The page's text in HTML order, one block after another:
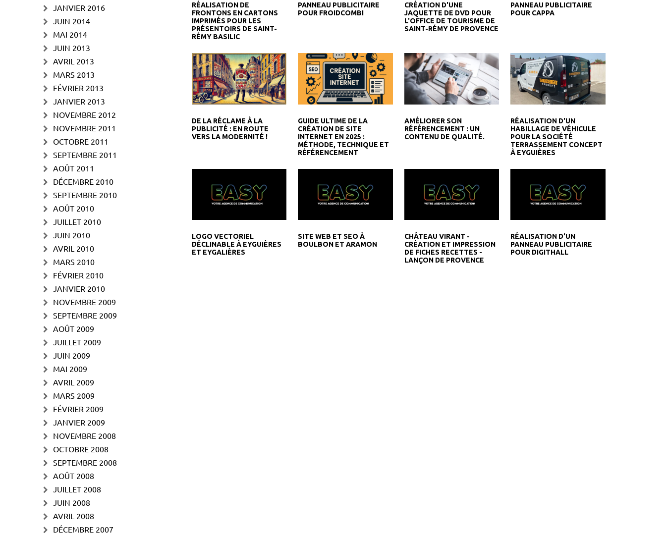
RÉALISATION DE
FRONTONS EN CARTONS
IMPRIMÉS POUR LES
PRÉSENTOIRS DE SAINT-
RÉMY BASILIC
PANNEAU PUBLICITAIRE
POUR FROIDCOMBI
CRÉATION D'UNE
JAQUETTE DE DVD POUR
L'OFFICE DE TOURISME DE
SAINT-RÉMY DE PROVENCE
PANNEAU PUBLICITAIRE
POUR CAPPA
DE LA RÉCLAME À LA
PUBLICITÉ : EN ROUTE
VERS LA MODERNITÉ !
GUIDE ULTIME DE LA
CRÉATION DE SITE
INTERNET EN 2025 :
MÉTHODE, TECHNIQUE ET
RÉFÉRENCEMENT
AMÉLIORER SON
RÉFÉRENCEMENT : UN
CONTENU DE QUALITÉ.
RÉALISATION D'UN
HABILLAGE DE VÉHICULE
POUR LA SOCIÉTÉ
TERRASSEMENT CONCEPT
À EYGUIÈRES
LOGO VECTORIEL
DÉCLINABLE À EYGUIÈRES
ET EYGALIÈRES
SITE WEB ET SEO À
BOULBON ET ARAMON
CHÂTEAU VIRANT -
CRÉATION ET IMPRESSION
DE FICHES RECETTES -
LANÇON DE PROVENCE
RÉALISATION D'UN
PANNEAU PUBLICITAIRE
POUR DIGITHALL
JANVIER 2016
JUIN 2014
MAI 2014
JUIN 2013
AVRIL 2013
MARS 2013
FÉVRIER 2013
JANVIER 2013
NOVEMBRE 2012
NOVEMBRE 2011
OCTOBRE 2011
SEPTEMBRE 2011
AOÛT 2011
DÉCEMBRE 2010
SEPTEMBRE 2010
AOÛT 2010
JUILLET 2010
JUIN 2010
AVRIL 2010
MARS 2010
FÉVRIER 2010
JANVIER 2010
NOVEMBRE 2009
SEPTEMBRE 2009
AOÛT 2009
JUILLET 2009
JUIN 2009
MAI 2009
AVRIL 2009
MARS 2009
FÉVRIER 2009
JANVIER 2009
NOVEMBRE 2008
OCTOBRE 2008
SEPTEMBRE 2008
AOÛT 2008
JUILLET 2008
JUIN 2008
AVRIL 2008
DÉCEMBRE 2007